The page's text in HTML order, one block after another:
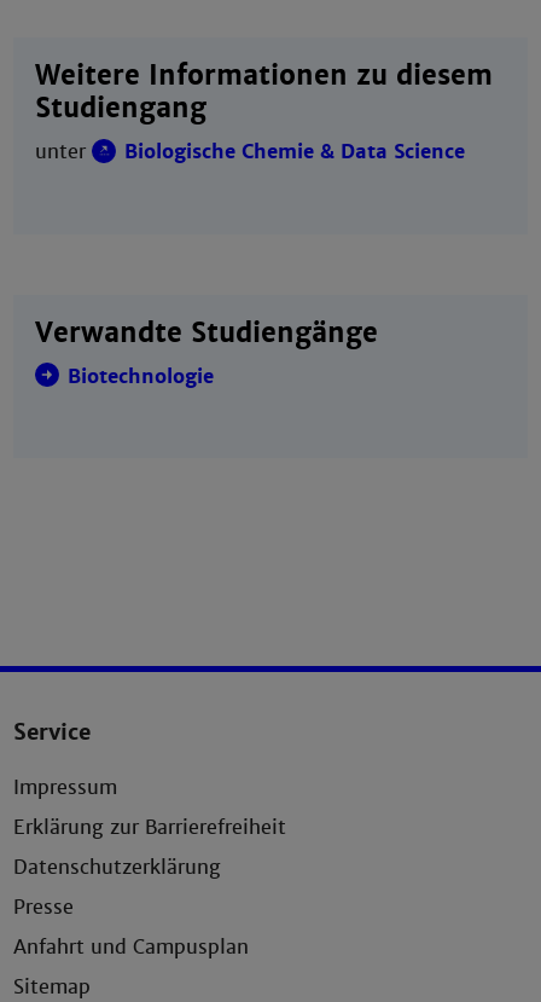
Weitere Informationen zu diesem
Studiengang
unter Biologische Chemie & Data Science
Verwandte Studiengänge
Biotechnologie
Service
Impressum
Erklärung zur Barrierefreiheit
Datenschutzerklärung
Presse
Anfahrt und Campusplan
Sitemap